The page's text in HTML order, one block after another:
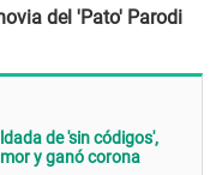
del 'Pato' Parodi
de 'sin códigos',
y ganó corona